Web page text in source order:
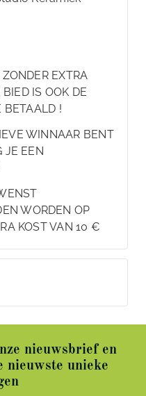
EXTRA
IS OOK DE
BETAALD !
WINNAAR BENT
JE EEN
WORDEN OP
KOST VAN 10 €
nieuwsbrief en
nieuwste unieke